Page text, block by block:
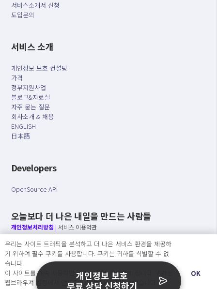
서비스소개서 신청
도입문의
서비스 소개
개인정보 보호 컨설팅
가격
정부지원사업
블로그&자료실
자주 묻는 질문
회사소개 & 채용
ENGLISH
日本語
Developers
OpenSource API
오늘보다 더 나은 내일을 만드는 사람들
개인정보처리방침 | 서비스 이용약관
○ 개인정보보호 컴플라이언스를 선도하겠습니다.
○ 정보주체의 권리를 보장하겠습니다.
○ 기업의 개인정보보호를 위한 효율적 관리를 보장하겠습니다.
우리는 사이트 트래픽을 분석하고 더 나은 서비스 환경을 제공하
기 위하여 필수 쿠키를 사용합니다. 쿠키는 귀하를 식별할 수 없
습니다.
이 사이트를 계속 사용하면 쿠키 사용에 동의하게 됩니다. 귀하는
웹브라우져 설정에서 언제든지 쿠키를 삭제 할 수있습니다.
OK
개인정보 보호
무료 상담 신청하기